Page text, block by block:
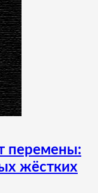
перемены:
жёстких